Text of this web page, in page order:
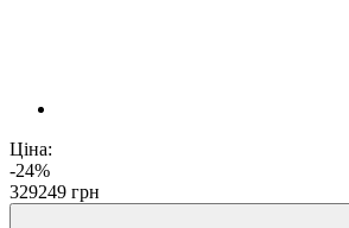
Ціна:
-24%
329249 грн